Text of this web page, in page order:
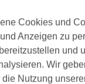
Cookies und
Anzeigen zu
und
Wir
die Nutzung